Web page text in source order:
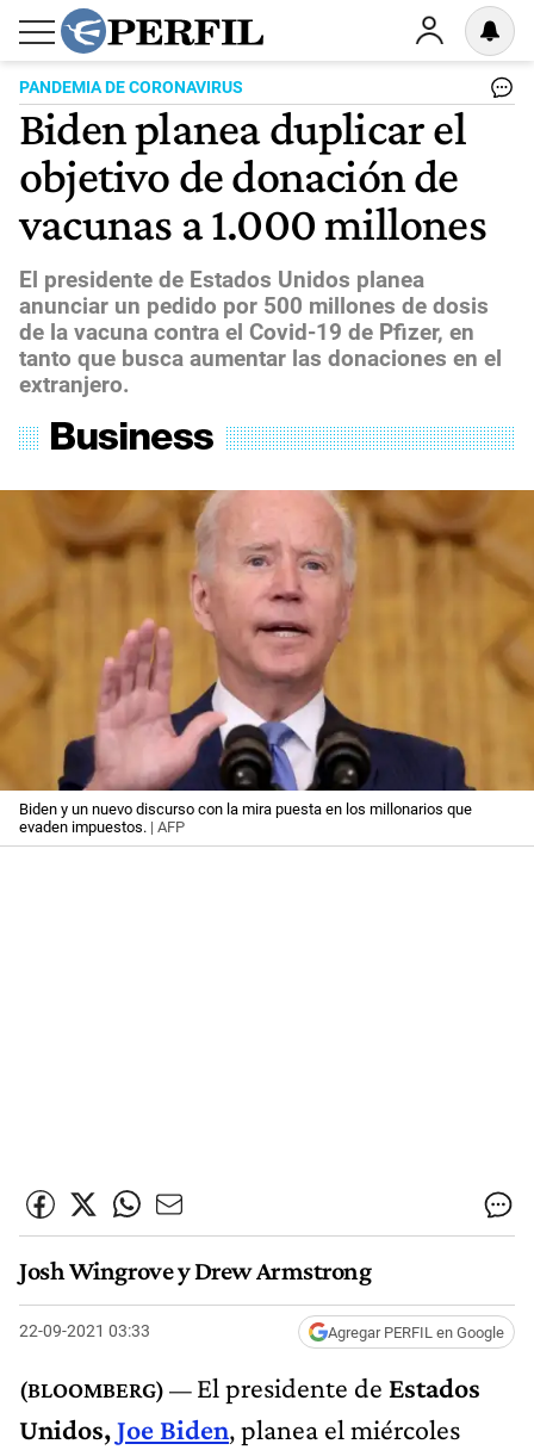
PANDEMIA DE CORONAVIRUS
Biden planea duplicar el
objetivo de donación de
vacunas a 1.000 millones
El presidente de Estados Unidos planea
anunciar un pedido por 500 millones de dosis
de la vacuna contra el Covid-19 de Pfizer, en
tanto que busca aumentar las donaciones en el
extranjero.
Biden y un nuevo discurso con la mira puesta en los millonarios que
evaden impuestos. | AFP
Josh Wingrove y Drew Armstrong
22-09-2021 03:33 Agregar PERFIL en Google
El presidente de Estados
Unidos,Joe Biden, planea el miércoles